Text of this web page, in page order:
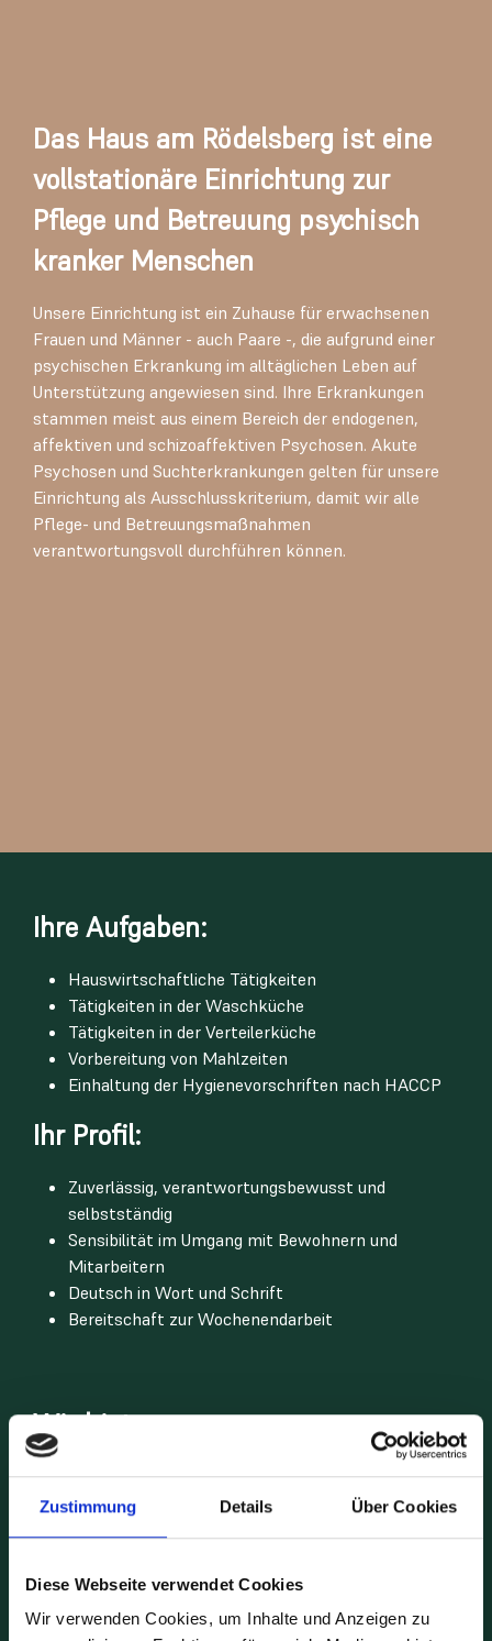
Zustimmung Details Über Cookies
Diese Webseite verwendet Cookies
Wir verwenden Cookies, um Inhalte und Anzeigen zu
Das Haus am Rödelsberg ist eine
vollstationäre Einrichtung zur
Pflege und Betreuung psychisch
kranker Menschen
Unsere Einrichtung ist ein Zuhause für erwachsenen
Frauen und Männer - auch Paare -, die aufgrund einer
psychischen Erkrankung im alltäglichen Leben auf
Unterstützung angewiesen sind. Ihre Erkrankungen
stammen meist aus einem Bereich der endogenen,
affektiven und schizoaffektiven Psychosen. Akute
Psychosen und Suchterkrankungen gelten für unsere
Einrichtung als Ausschlusskriterium, damit wir alle
Pflege- und Betreuungsmaßnahmen
verantwortungsvoll durchführen können.
Ihre Aufgaben:
Hauswirtschaftliche Tätigkeiten
Tätigkeiten in der Waschküche
Tätigkeiten in der Verteilerküche
Vorbereitung von Mahlzeiten
Einhaltung der Hygienevorschriften nach HACCP
Ihr Profil:
Zuverlässig, verantwortungsbewusst und
selbstständig
Sensibilität im Umgang mit Bewohnern und
Mitarbeitern
Deutsch in Wort und Schrift
Bereitschaft zur Wochenendarbeit
Wir bieten:
Eine angemessene Einarbeitungszeit
Ein tolles Team
Eine Guthabenkarte für Mitarbeiter
30 Tage Urlaub
Jobbike